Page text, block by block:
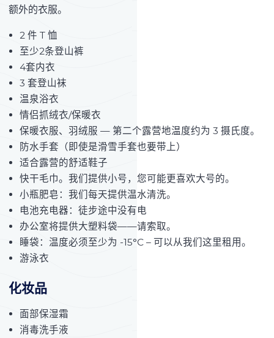
额外的衣服。
2 件 T 恤
至少2条登山裤
4套内衣
3 套登山袜
温泉浴衣
情侣抓绒衣/保暖衣
保暖衣服、羽绒服 — 第二个露营地温度约为 3 摄氏度。
防水手套（即使是滑雪手套也要带上）
适合露营的舒适鞋子
快干毛巾。我们提供小号，您可能更喜欢大号的。
小瓶肥皂：我们每天提供温水清洗。
电池充电器：徒步途中没有电
办公室将提供大塑料袋——请索取。
睡袋：温度必须至少为 -15°C – 可以从我们这里租用。
游泳衣
化妆品
面部保湿霜
消毒洗手液